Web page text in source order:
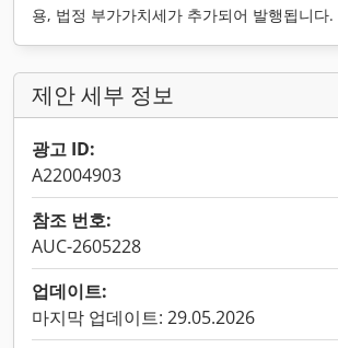
용, 법정 부가가치세가 추가되어 발행됩니다.
제안 세부 정보
광고 ID:
A22004903
참조 번호:
AUC-2605228
업데이트:
마지막 업데이트: 29.05.2026